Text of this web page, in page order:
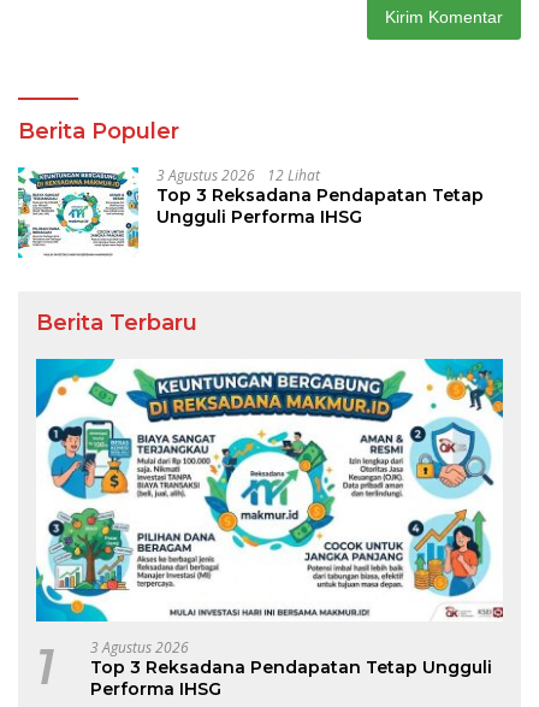
Berita Populer
3 Agustus 2026 12 Lihat
Top 3 Reksadana Pendapatan Tetap
Ungguli Performa IHSG
Berita Terbaru
1 3 Agustus 2026
Top 3 Reksadana Pendapatan Tetap Ungguli
Performa IHSG